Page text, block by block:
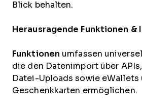
Blick behalten.
Herausragende Funktionen
Funktionen umfassen
die den Datenimport über
Datei-Uploads sowie eWallets
Geschenkkarten ermöglichen.